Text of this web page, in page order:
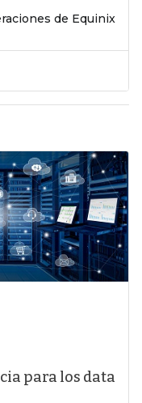
de Equinix
para los data